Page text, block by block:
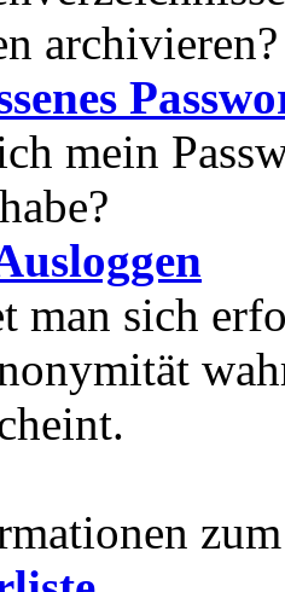
archivieren?
mein
man sich